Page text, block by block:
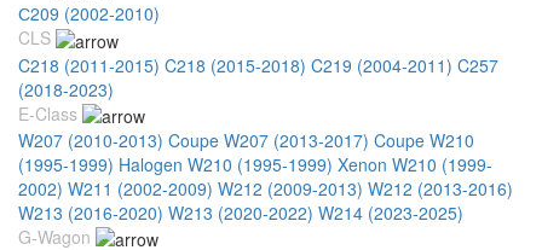
С209 (2002-2010)
CLS
C218 (2011-2015) C218 (2015-2018) C219 (2004-2011) C257
(2018-2023)
E-Class
W207 (2010-2013) Coupe W207 (2013-2017) Coupe W210
(1995-1999) Halogen W210 (1995-1999) Xenon W210 (1999-
2002) W211 (2002-2009) W212 (2009-2013) W212 (2013-2016)
W213 (2016-2020) W213 (2020-2022) W214 (2023-2025)
G-Wagon